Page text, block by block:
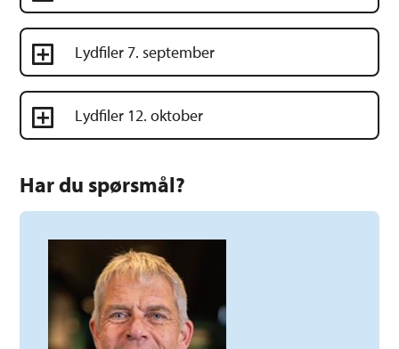
Lydfiler 7. september
Lydfiler 12. oktober
Har du spørsmål?